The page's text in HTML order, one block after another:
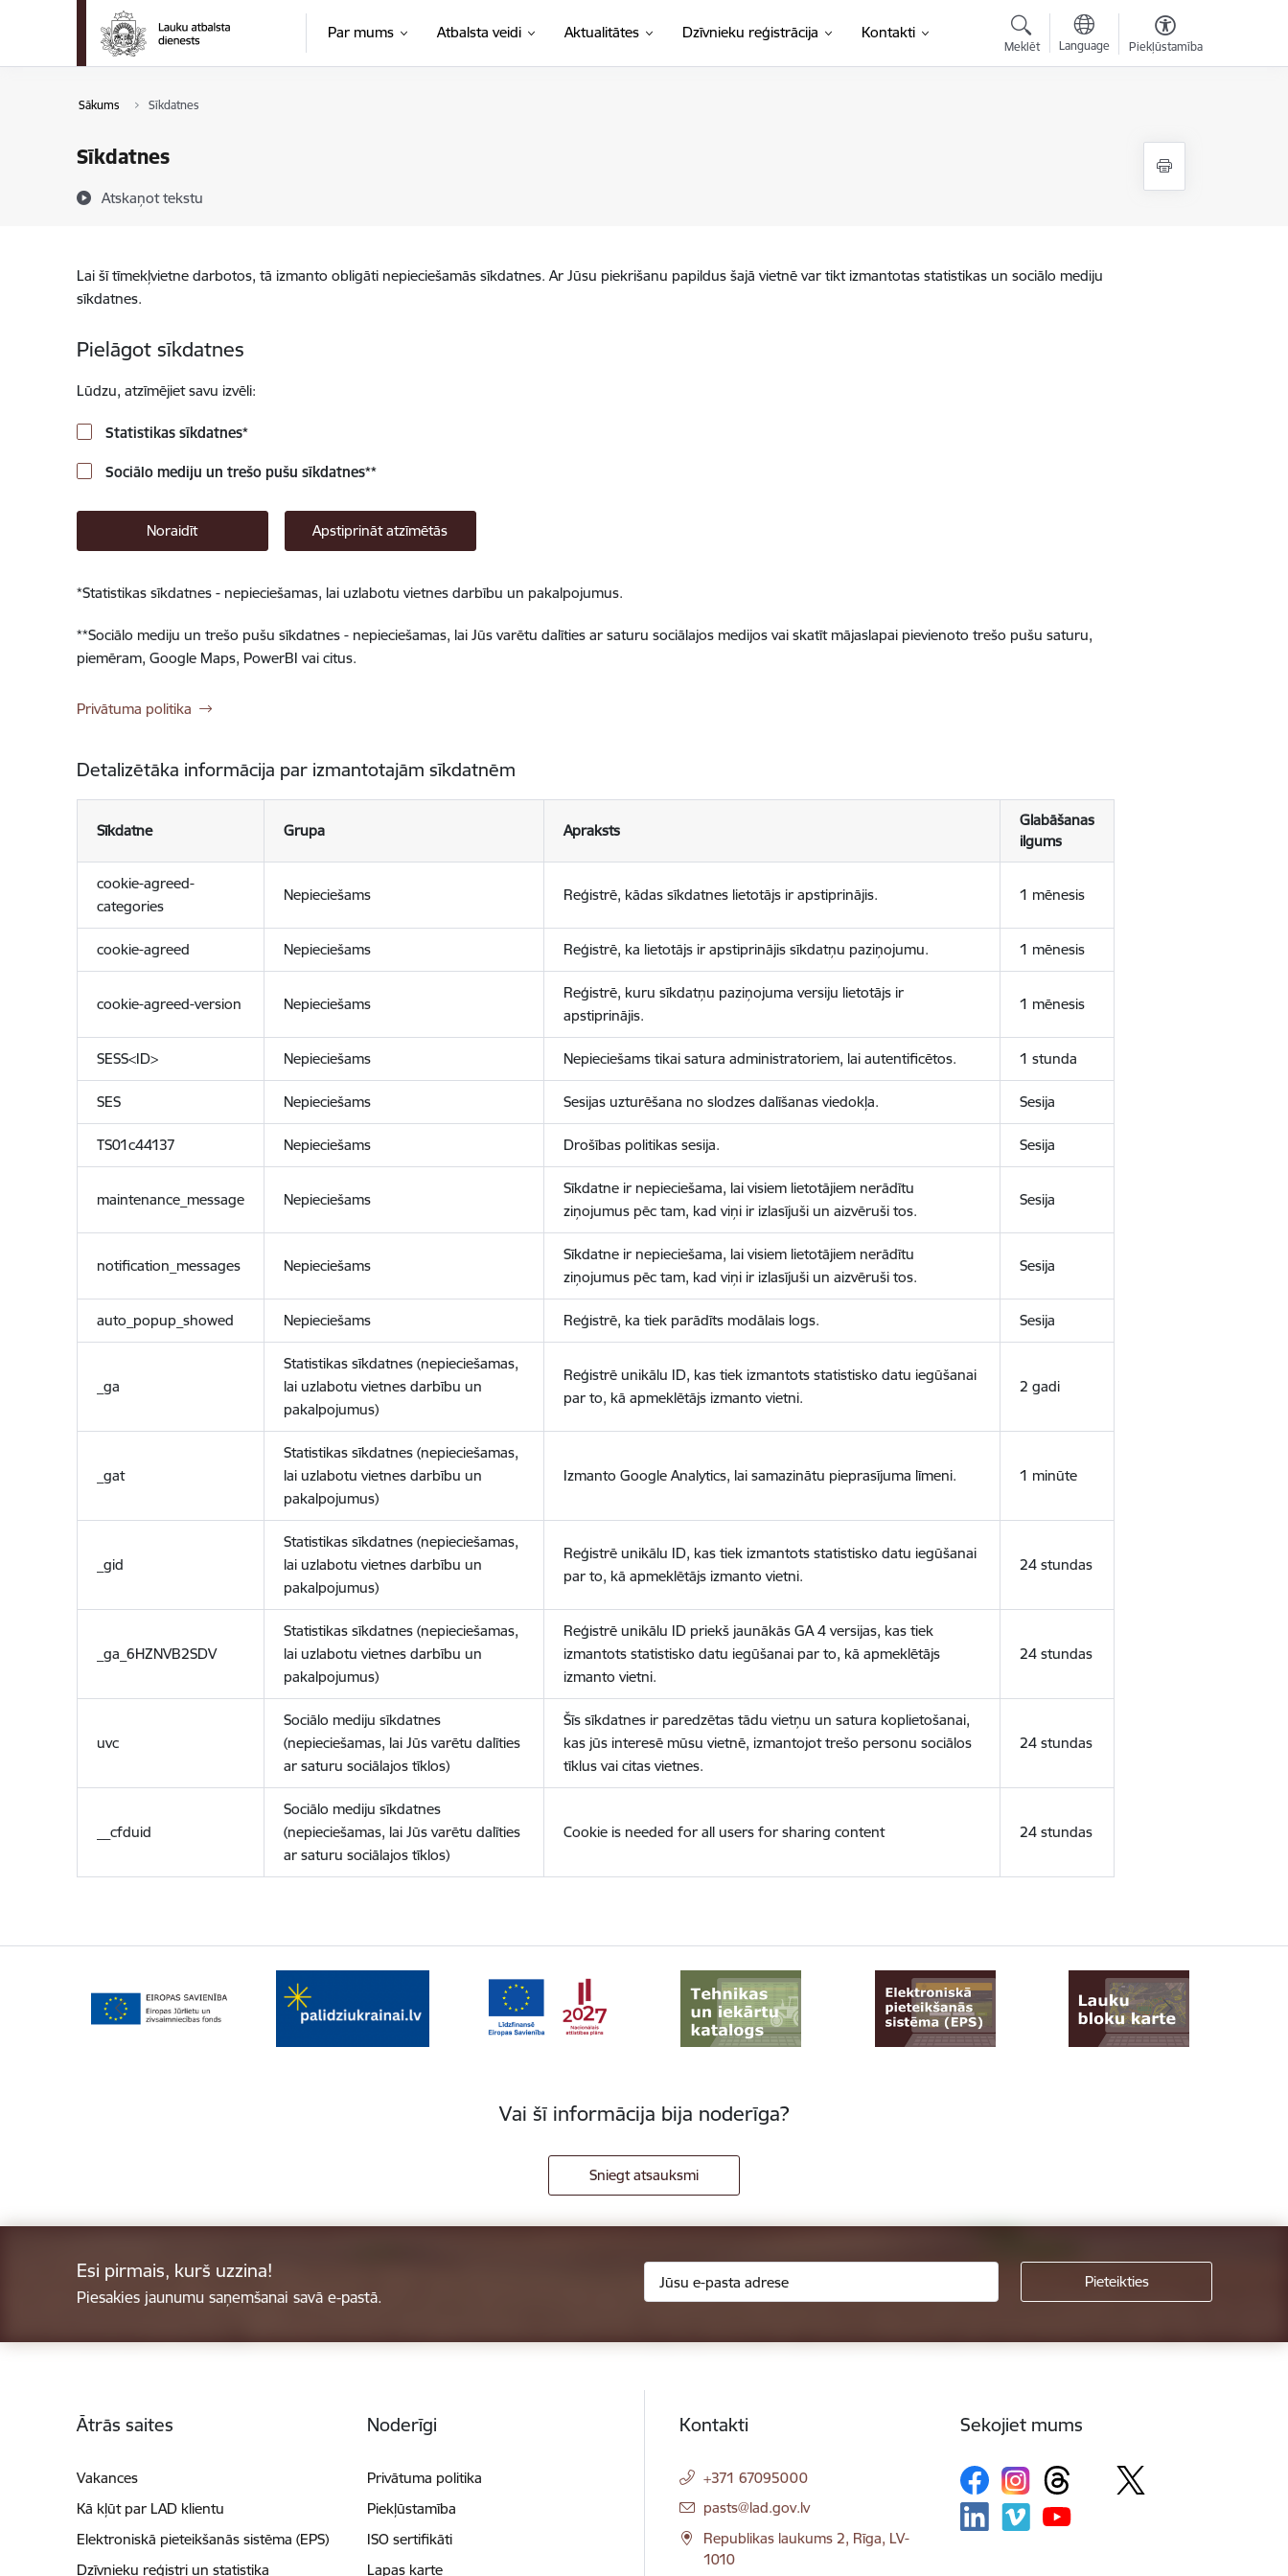
Pāriet uz lapas saturu
Par mums Atbalsta veidi Aktualitātes Dzīvnieku reģistrācija Kontakti
Meklēt Language Piekļūstamība
Sākums Sīkdatnes
Sīkdatnes
Atskaņot tekstu
Lai šī tīmekļvietne darbotos, tā izmanto obligāti nepieciešamās sīkdatnes. Ar Jūsu piekrišanu papildus šajā vietnē var tikt izmantotas statistikas un sociālo mediju
sīkdatnes.
Pielāgot sīkdatnes
Lūdzu, atzīmējiet savu izvēli:
Statistikas sīkdatnes*
Sociālo mediju un trešo pušu sīkdatnes**
Noraidīt Apstiprināt atzīmētās
*Statistikas sīkdatnes - nepieciešamas, lai uzlabotu vietnes darbību un pakalpojumus.
**Sociālo mediju un trešo pušu sīkdatnes - nepieciešamas, lai Jūs varētu dalīties ar saturu sociālajos medijos vai skatīt mājaslapai pievienoto trešo pušu saturu,
piemēram, Google Maps, PowerBI vai citus.
Privātuma politika
Detalizētāka informācija par izmantotajām sīkdatnēm
Sīkdatne Grupa Apraksts
Glabāšanas
ilgums
cookie-agreed-
categories
Nepieciešams Reģistrē, kādas sīkdatnes lietotājs ir apstiprinājis. 1 mēnesis
cookie-agreed Nepieciešams Reģistrē, ka lietotājs ir apstiprinājis sīkdatņu paziņojumu. 1 mēnesis
cookie-agreed-version Nepieciešams
Reģistrē, kuru sīkdatņu paziņojuma versiju lietotājs ir
apstiprinājis.
1 mēnesis
SESS<ID> Nepieciešams Nepieciešams tikai satura administratoriem, lai autentificētos. 1 stunda
SES Nepieciešams Sesijas uzturēšana no slodzes dalīšanas viedokļa. Sesija
TS01c44137 Nepieciešams Drošības politikas sesija. Sesija
maintenance_message Nepieciešams
Sīkdatne ir nepieciešama, lai visiem lietotājiem nerādītu
ziņojumus pēc tam, kad viņi ir izlasījuši un aizvēruši tos.
Sesija
notification_messages Nepieciešams
Sīkdatne ir nepieciešama, lai visiem lietotājiem nerādītu
ziņojumus pēc tam, kad viņi ir izlasījuši un aizvēruši tos.
Sesija
auto_popup_showed Nepieciešams Reģistrē, ka tiek parādīts modālais logs. Sesija
_ga
Statistikas sīkdatnes (nepieciešamas,
lai uzlabotu vietnes darbību un
pakalpojumus)
Reģistrē unikālu ID, kas tiek izmantots statistisko datu iegūšanai
par to, kā apmeklētājs izmanto vietni.
2 gadi
_gat
Statistikas sīkdatnes (nepieciešamas,
lai uzlabotu vietnes darbību un
pakalpojumus)
Izmanto Google Analytics, lai samazinātu pieprasījuma līmeni. 1 minūte
_gid
Statistikas sīkdatnes (nepieciešamas,
lai uzlabotu vietnes darbību un
pakalpojumus)
Reģistrē unikālu ID, kas tiek izmantots statistisko datu iegūšanai
par to, kā apmeklētājs izmanto vietni.
24 stundas
_ga_6HZNVB2SDV
Statistikas sīkdatnes (nepieciešamas,
lai uzlabotu vietnes darbību un
pakalpojumus)
Reģistrē unikālu ID priekš jaunākās GA 4 versijas, kas tiek
izmantots statistisko datu iegūšanai par to, kā apmeklētājs
izmanto vietni.
24 stundas
uvc
Sociālo mediju sīkdatnes
(nepieciešamas, lai Jūs varētu dalīties
ar saturu sociālajos tīklos)
Šīs sīkdatnes ir paredzētas tādu vietņu un satura koplietošanai,
kas jūs interesē mūsu vietnē, izmantojot trešo personu sociālos
tīklus vai citas vietnes.
24 stundas
__cfduid
Sociālo mediju sīkdatnes
(nepieciešamas, lai Jūs varētu dalīties
ar saturu sociālajos tīklos)
Cookie is needed for all users for sharing content 24 stundas
Vai šī informācija bija noderīga?
Sniegt atsauksmi
Esi pirmais, kurš uzzina!
Piesakies jaunumu saņemšanai savā e-pastā.
Ātrās saites
Vakances
Kā kļūt par LAD klientu
Elektroniskā pieteikšanās sistēma (EPS)
Dzīvnieku reģistri un statistika
Noderīgi
Privātuma politika
Piekļūstamība
ISO sertifikāti
Lapas karte
Kontakti
+371 67095000
E-pasts:
pasts@lad.gov.lv
Republikas laukums 2, Rīga, LV-
1010
Sekojiet mums